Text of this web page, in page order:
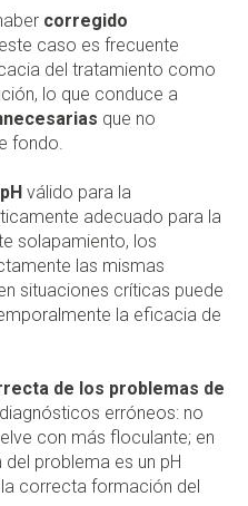
corregido
caso es frecuente
del tratamiento como
lo que conduce a
que no
fondo.
válido para la
adecuado para la
solapamiento, los
las mismas
situaciones críticas puede
la eficacia de
de los problemas de
erróneos: no
con más floculante; en
problema es un pH
correcta formación del